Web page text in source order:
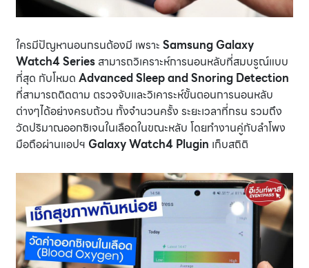
ใครมีปัญหานอนกรนต้องมี เพราะ Samsung Galaxy
Watch4 Series สามารถวิเคราะห์การนอนหลับที่สมบรูณ์แบบ
ที่สุด กับโหมด Advanced Sleep and Snoring Detection
ที่สามารถติดตาม ตรวจจับและวิเคาระห์ขั้นตอนการนอนหลับ
ต่างๆได้อย่างครบถ้วน ทั้งจำนวนครั้ง ระยะเวลาที่กรน รวมถึง
วัดปริมาณออกซิเจนในเลือดในขณะหลับ โดยทำงานคู่กับลำโพง
มือถือผ่านแอปฯ Galaxy Watch4 Plugin เก็บสถิติ